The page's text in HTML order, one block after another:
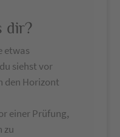
dir?
etwas
siehst vor
den Horizont
einer Prüfung,
zu